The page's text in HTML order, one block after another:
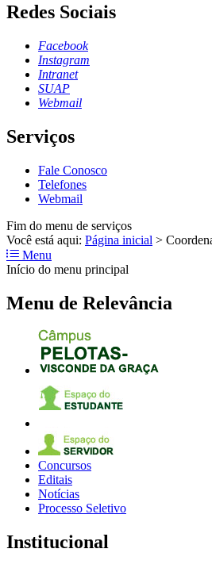
Redes Sociais
Facebook
Instagram
Intranet
SUAP
Webmail
Serviços
Fale Conosco
Telefones
Webmail
Fim do menu de serviços
Você está aqui: Página inicial >
Menu
Início do menu principal
Menu de Relevância
Concursos
Editais
Notícias
Processo Seletivo
Institucional